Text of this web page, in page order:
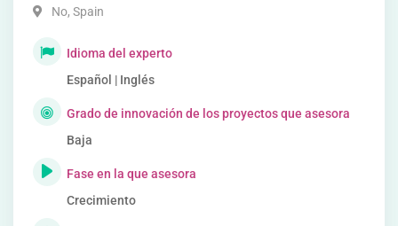
No, Spain
Idioma del experto
Español | Inglés
Grado de innovación de los proyectos que asesora
Baja
Fase en la que asesora
Crecimiento